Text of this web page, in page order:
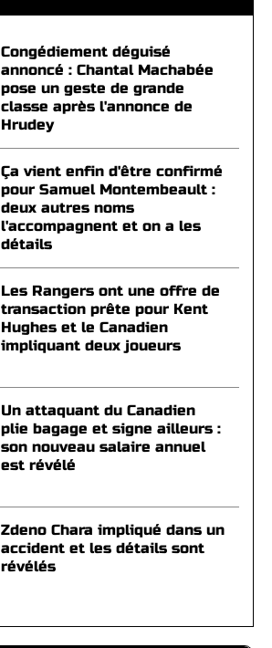
Congédiement déguisé
annoncé : Chantal Machabée
pose un geste de grande
classe après l'annonce de
Hrudey
Ça vient enfin d'être confirmé
pour Samuel Montembeault :
deux autres noms
l'accompagnent et on a les
détails
Les Rangers ont une offre de
transaction prête pour Kent
Hughes et le Canadien
impliquant deux joueurs
Un attaquant du Canadien
plie bagage et signe ailleurs :
son nouveau salaire annuel
est révélé
Zdeno Chara impliqué dans un
accident et les détails sont
révélés